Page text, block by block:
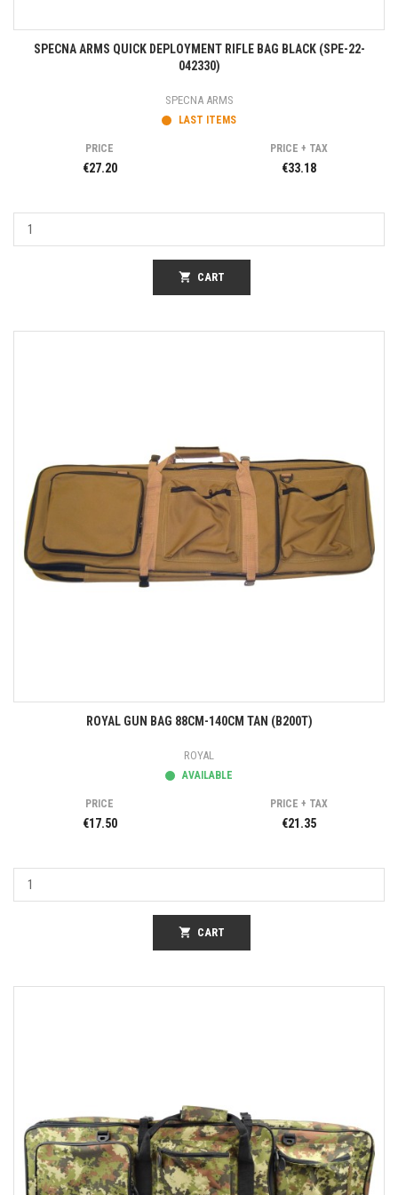
SPECNA ARMS QUICK DEPLOYMENT RIFLE BAG BLACK (SPE-22-
042330)
SPECNA ARMS
LAST ITEMS
PRICE
€27.20
PRICE + TAX
€33.18
shopping_cart CART
ROYAL GUN BAG 88CM-140CM TAN (B200T)
ROYAL
AVAILABLE
PRICE
€17.50
PRICE + TAX
€21.35
shopping_cart CART